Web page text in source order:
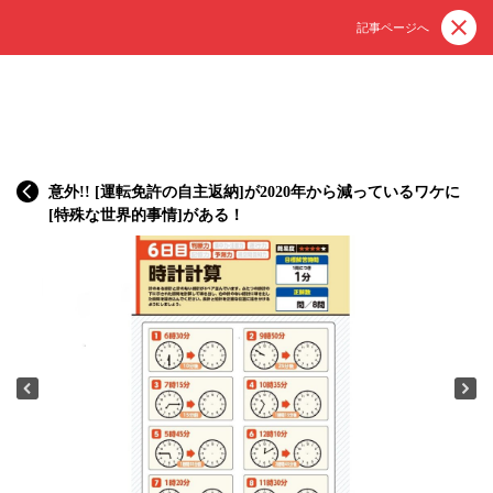
記事ページへ
意外!! [運転免許の自主返納]が2020年から減っているワケに
[特殊な世界的事情]がある！